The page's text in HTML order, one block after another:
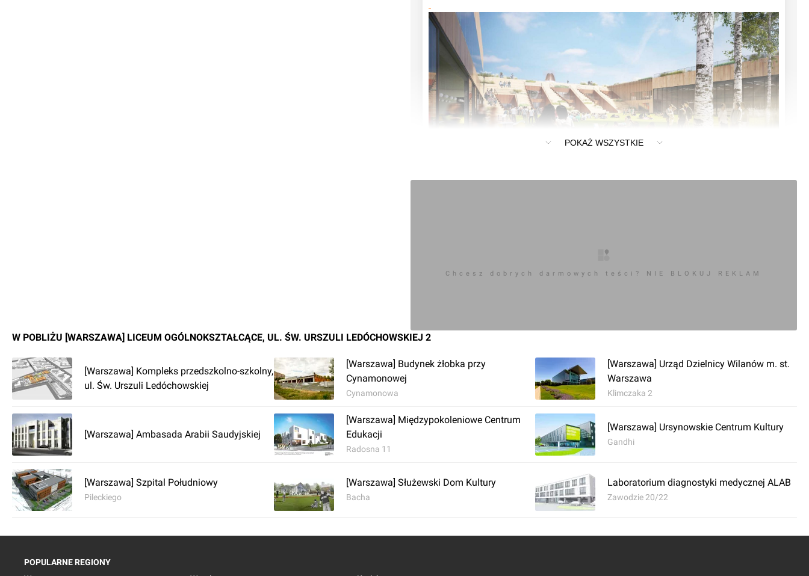
POKAŻ WSZYSTKIE
Chcesz dobrych darmowych teści? NIE BLOKUJ REKLAM
W POBLIŻU [WARSZAWA] LICEUM OGÓLNOKSZTAŁCĄCE, UL. ŚW. URSZULI LEDÓCHOWSKIEJ 2
[Warszawa] Kompleks przedszkolno-szkolny,
ul. Św. Urszuli Ledóchowskiej
[Warszawa] Budynek żłobka przy
Cynamonowej
Cynamonowa
[Warszawa] Urząd Dzielnicy Wilanów m. st.
Warszawa
Klimczaka 2
[Warszawa] Ambasada Arabii Saudyjskiej
[Warszawa] Międzypokoleniowe Centrum
Edukacji
Radosna 11
[Warszawa] Ursynowskie Centrum Kultury
Gandhi
[Warszawa] Szpital Południowy
Pileckiego
[Warszawa] Służewski Dom Kultury
Bacha
Laboratorium diagnostyki medycznej ALAB
Zawodzie 20/22
POPULARNE REGIONY